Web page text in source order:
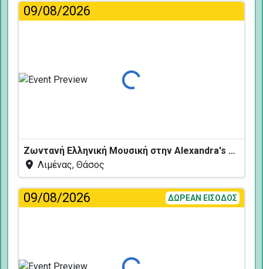
09/08/2026
Φόρτωση...
Ζωντανή Ελληνική Μουσική στην Alexandra's Restaurant
Λιμένας, Θάσος
09/08/2026 ΔΩΡΕΑΝ ΕΙΣΟΔΟΣ
Φόρτωση...